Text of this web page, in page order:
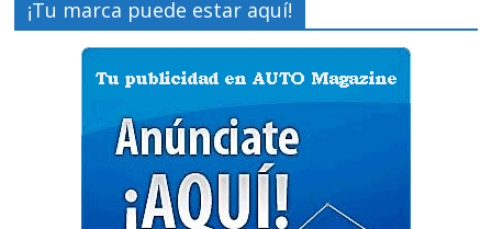
¡Tu marca puede estar aquí!